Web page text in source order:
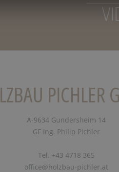
PICHLER
A-9634 Gundersheim 14
GF Ing. Philip Pichler
Tel. +43 4718 365
office@holzbau-pichler.at